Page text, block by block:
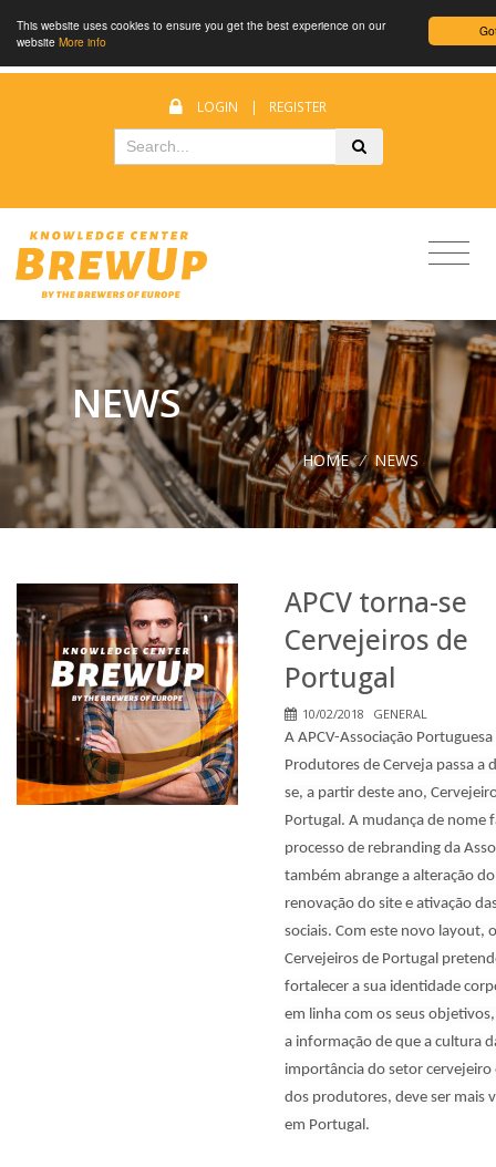
This website uses cookies to ensure you get the best experience on our
website More info
LOGIN | REGISTER
NEWS
HOME / NEWS
APCV torna-se
Cervejeiros de
Portugal
10/02/2018
GENERAL
A APCV-Associação
Produtores de Cerveja passa a
se, a partir deste ano,
Portugal. A mudança de nome
processo de rebranding da
também abrange a alteração
renovação do site e ativação
sociais. Com este novo layout,
Cervejeiros de Portugal
fortalecer a sua identidade
em linha com os seus
a informação de que a cultura
importância do setor cervejeiro
dos produtores, deve ser mais
em Portugal.